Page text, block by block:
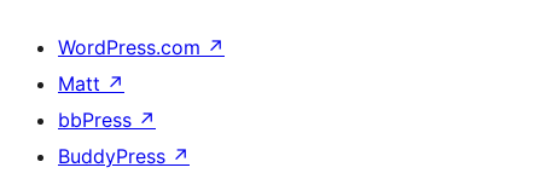
WordPress.com ↗
Matt ↗
bbPress ↗
BuddyPress ↗